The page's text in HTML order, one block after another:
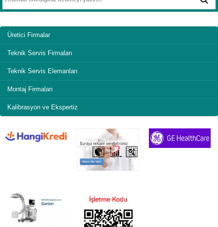
Üretici Firmalar
Teknik Servis Firmaları
Teknik Servis Elemanları
Montaj Firmaları
Kalibrasyon ve Ekspertiz